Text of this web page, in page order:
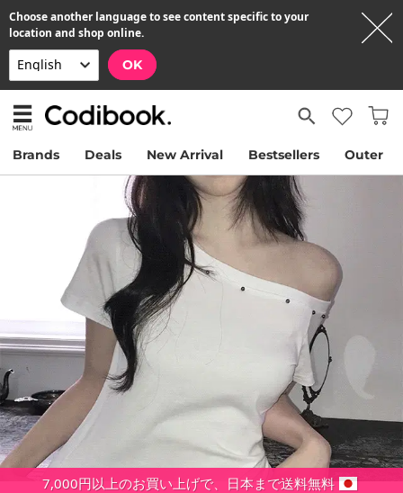
Choose another language to see content specific to your
location and shop online.
OK
Brands Deals New Arrival Bestsellers Outer
7,000円以上のお買い上げで、日本まで送料無料